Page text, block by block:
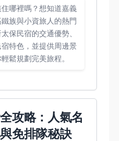
哪裡嗎？想知道嘉義
族與小資旅人的熱門
保民宿的交通優勢、
特色，並提供周邊景
鬆規劃完美旅程。
攻略：人氣名
免排隊秘訣